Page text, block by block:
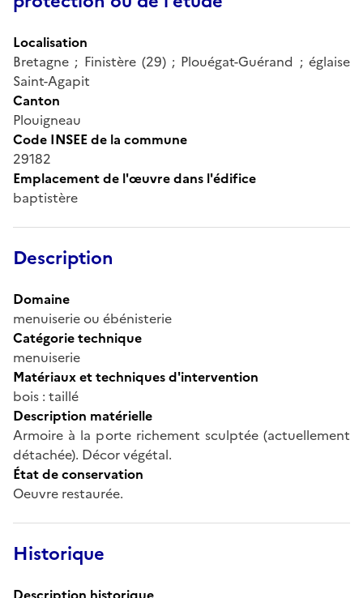
Localisation
Bretagne ; Finistère (29) ; Plouégat-Guérand ; églaise
Saint-Agapit
Canton
Plouigneau
Code INSEE de la commune
29182
Emplacement de l'œuvre dans l'édifice
baptistère
Description
Domaine
menuiserie ou ébénisterie
Catégorie technique
menuiserie
Matériaux et techniques d'intervention
bois : taillé
Description matérielle
Armoire à la porte richement sculptée (actuellement
détachée). Décor végétal.
État de conservation
Oeuvre restaurée.
Historique